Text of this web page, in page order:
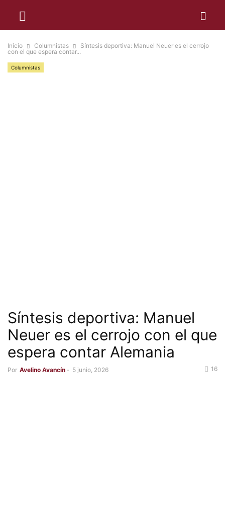
Inicio Columnistas
Síntesis deportiva: Manuel Neuer es el cerrojo
con el que espera contar...
Columnistas
Síntesis deportiva: Manuel
Neuer es el cerrojo con el que
espera contar Alemania
Por Avelino Avancín - 5 junio, 2026 16